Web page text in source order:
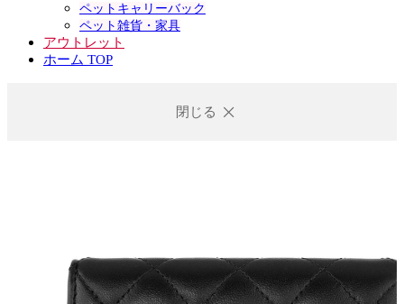
ペットキャリーバック
ペット雑貨・家具
アウトレット
ホーム TOP
閉じる